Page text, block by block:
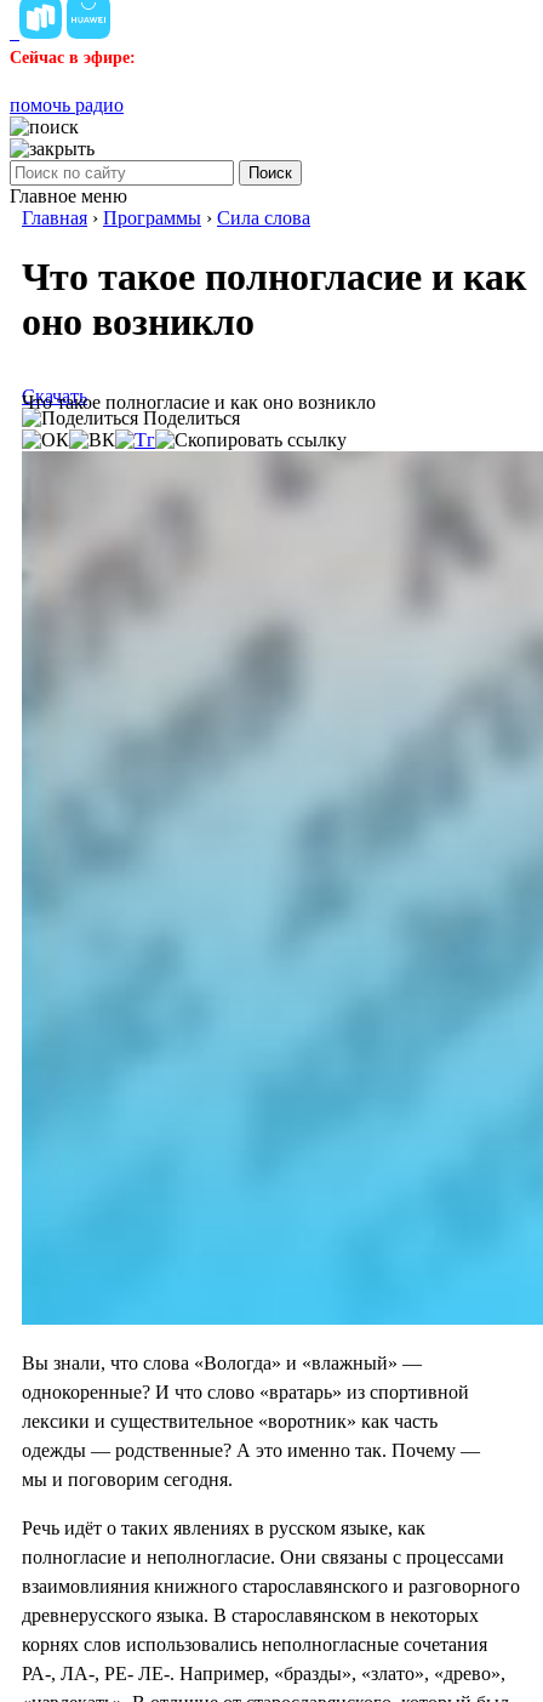
Сейчас в эфире:
помочь радио
Поиск
Главное меню
Главная › Программы › Сила слова
Что такое полногласие и как
оно возникло
Что такое полногласие и как оно возникло
Скачать
Поделиться
Вы знали, что слова «Вологда» и «влажный» —
однокоренные? И что слово «вратарь» из спортивной
лексики и существительное «воротник» как часть
одежды — родственные? А это именно так. Почему —
мы и поговорим сегодня.
Речь идёт о таких явлениях в русском языке, как
полногласие и неполногласие. Они связаны с процессами
взаимовлияния книжного старославянского и разговорного
древнерусского языка. В старославянском в некоторых
корнях слов использовались неполногласные сочетания
РА-, ЛА-, РЕ- ЛЕ-. Например, «бразды», «злато», «древо»,